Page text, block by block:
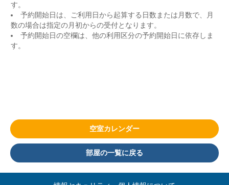
す。
予約開始日は、ご利用日から起算する日数または月数で、月
数の場合は指定の月初からの受付となります。
予約開始日の空欄は、他の利用区分の予約開始日に依存しま
す。
部屋の一覧に戻る
空室カレンダー